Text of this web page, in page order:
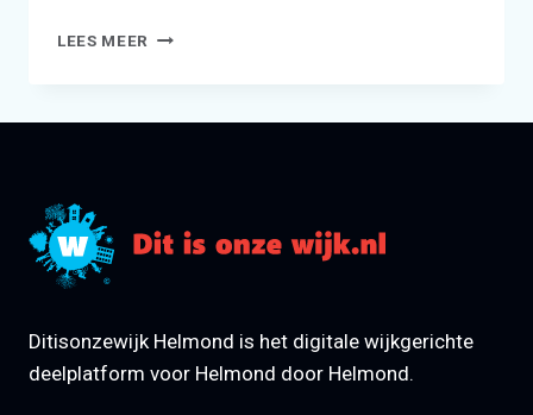
LEES MEER CD
Ditisonzewijk Helmond is het digitale wijkgerichte
deelplatform voor Helmond door Helmond.